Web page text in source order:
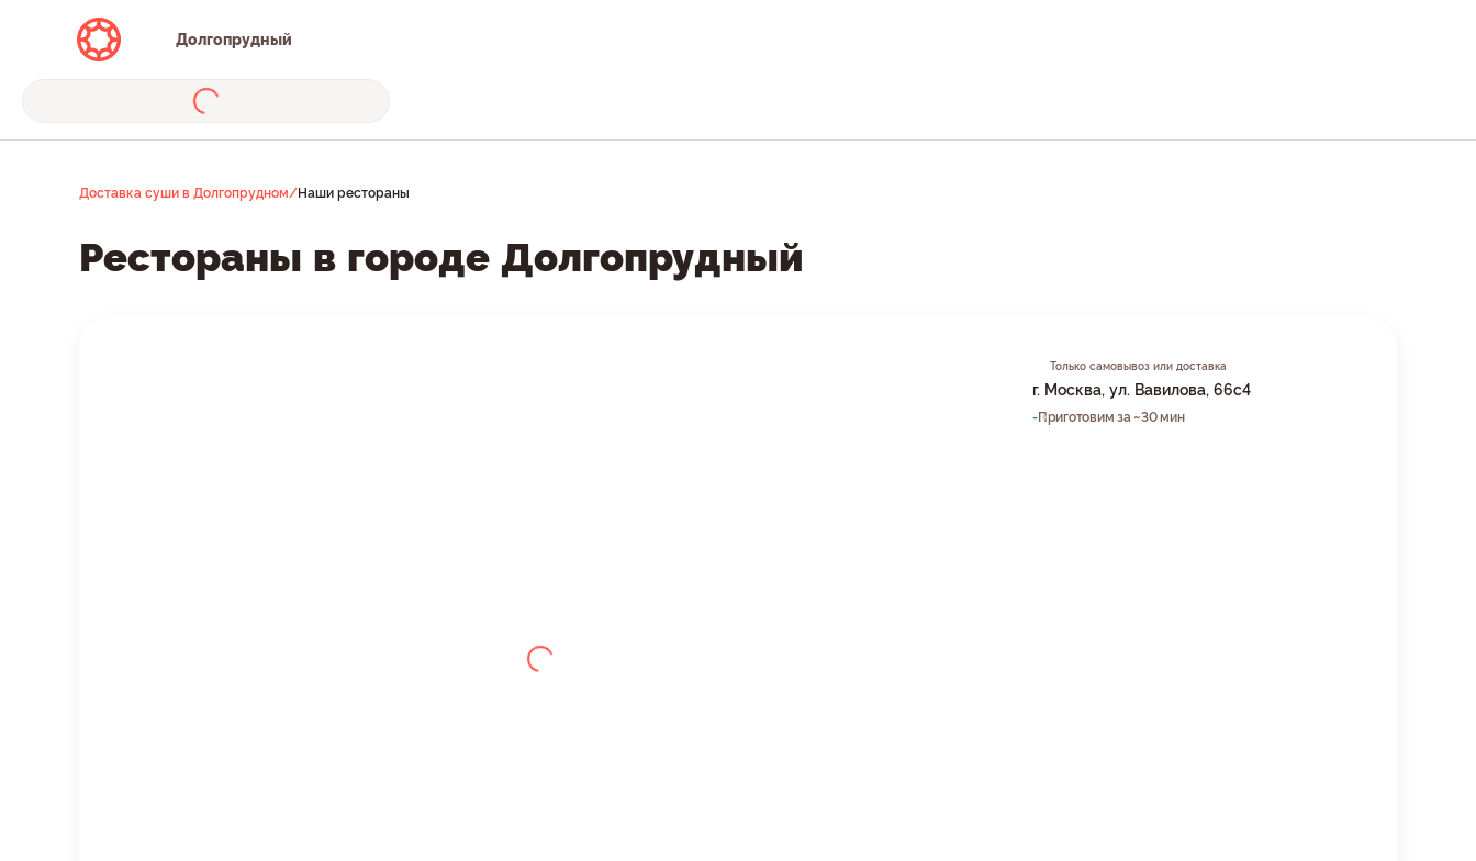
Долгопрудный
Доставка суши в Долгопрудном/Наши рестораны
Рестораны в городе Долгопрудный
Только самовывоз или доставка
г. Москва, ул. Вавилова, 66с4
-Приготовим за ~30 мин